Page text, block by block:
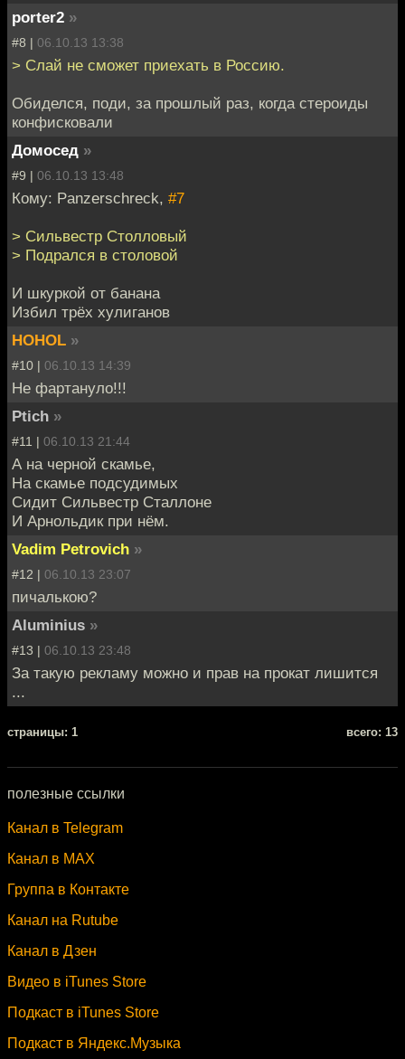
porter2 »
#8 | 06.10.13 13:38
> Слай не сможет приехать в Россию.
Обиделся, поди, за прошлый раз, когда стероиды
конфисковали
Домосед »
#9 | 06.10.13 13:48
Кому: Panzerschreck, #7
> Сильвестр Столловый
> Подрался в столовой
И шкуркой от банана
Избил трёх хулиганов
HOHOL »
#10 | 06.10.13 14:39
Не фартануло!!!
Ptich »
#11 | 06.10.13 21:44
А на черной скамье,
На скамье подсудимых
Сидит Сильвестр Сталлоне
И Арнольдик при нём.
Vadim Petrovich »
#12 | 06.10.13 23:07
пичалькою?
Aluminius »
#13 | 06.10.13 23:48
За такую рекламу можно и прав на прокат лишится
...
cтраницы: 1 всего: 13
полезные ссылки
Канал в Telegram
Канал в MAX
Группа в Контакте
Канал на Rutube
Канал в Дзен
Видео в iTunes Store
Подкаст в iTunes Store
Подкаст в Яндекс.Музыка